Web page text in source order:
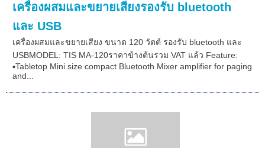
เครื่องผสมและขยายเสียงรองรับ bluetooth
และ USB
เครื่องผสมและขยายเสียง ขนาด 120 วัตต์ รองรับ bluetooth และ
USBMODEL: TIS MA-120ราคาข้างต้นรวม VAT แล้ว Feature:
▪Tabletop Mini size compact Bluetooth Mixer amplifier for paging
and...